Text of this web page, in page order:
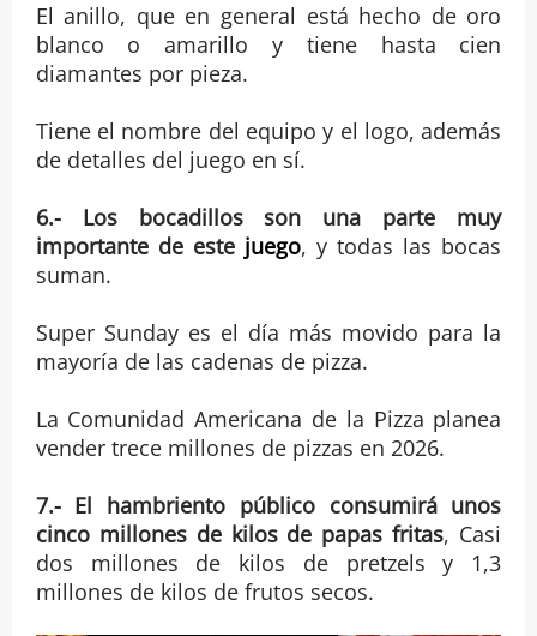
El anillo, que en general está hecho de oro
blanco o amarillo y tiene hasta cien
diamantes por pieza.
Tiene el nombre del equipo y el logo, además
de detalles del juego en sí.
6.- Los bocadillos son una parte muy
importante de este juego, y todas las bocas
suman.
Super Sunday es el día más movido para la
mayoría de las cadenas de pizza.
La Comunidad Americana de la Pizza planea
vender trece millones de pizzas en 2026.
7.- El hambriento público consumirá unos
cinco millones de kilos de papas fritas, Casi
dos millones de kilos de pretzels y 1,3
millones de kilos de frutos secos.